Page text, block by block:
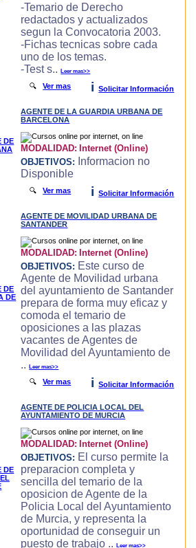
-Temario de Derecho
redactados y actualizados
segun la Convocatoria 2003.
-Fichas tecnicas sobre cada
uno de los temas.
-Test s..Leer mas>>
🔍Ver mas i Solicitar Información
AGENTE DE LA GUARDIA URBANA DE
BARCELONA
MODALIDAD: Internet (Online)
OBJETIVOS:
Informacion no
Disponible
🔍Ver mas i Solicitar Información
AGENTE DE MOVILIDAD URBANA DE
SANTANDER
MODALIDAD: Internet (Online)
OBJETIVOS: Este curso de
Agente de Movilidad urbana
del ayuntamiento de Santander
prepara de forma muy eficaz y
comoda el temario de
oposiciones a las plazas
vacantes de Agentes de
Movilidad del Ayuntamiento de
..Leer mas>>
🔍Ver mas i Solicitar Información
AGENTE DE POLICIA LOCAL DEL
AYUNTAMIENTO DE MURCIA
MODALIDAD: Internet (Online)
OBJETIVOS: El curso permite la
preparacion completa y
sencilla del temario de la
oposicion de Agente de la
Policia Local del Ayuntamiento
de Murcia, y representa la
oportunidad de conseguir un
puesto de trabajo ..Leer mas>>